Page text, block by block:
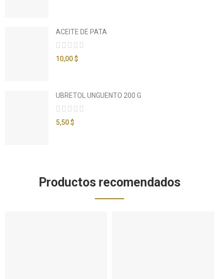
ACEITE DE PATA
10,00 $
UBRETOL UNGUENTO 200 G
5,50 $
Productos recomendados